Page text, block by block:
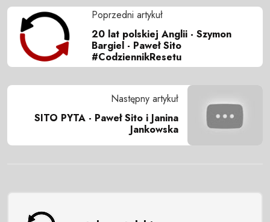
Poprzedni artykuł
20 lat polskiej Anglii - Szymon
Bargiel - Paweł Sito
#CodziennikResetu
Następny artykuł
SITO PYTA - Paweł Sito i Janina
Jankowska